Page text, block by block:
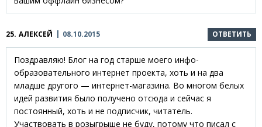
25. АЛЕКСЕЙ 08.10.2015 ОТВЕТИТЬ
Поздравляю! Блог на год старше моего инфо-
образовательного интернет проекта, хоть и на два
младше другого — интернет-магазина. Во многом белых
идей развития было получено отсюда и сейчас я
постоянный, хоть и не подписчик, читатель.
Участвовать в розыгрыше не буду, потому что писал с